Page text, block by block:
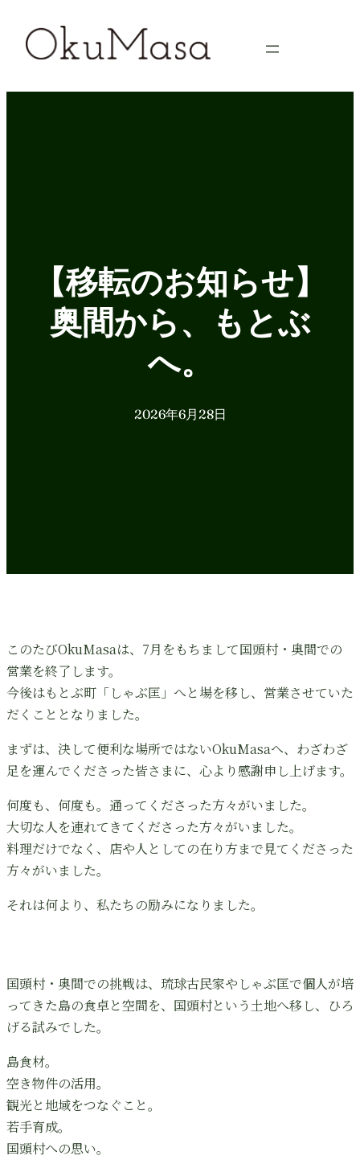
【移転のお知らせ】
奥間から、もとぶ
へ。
2026年6月28日
このたびOkuMasaは、7月をもちまして国頭村・奥間での
営業を終了します。
今後はもとぶ町「しゃぶ匡」へと場を移し、営業させていた
だくこととなりました。
まずは、決して便利な場所ではないOkuMasaへ、わざわざ
足を運んでくださった皆さまに、心より感謝申し上げます。
何度も、何度も。通ってくださった方々がいました。
大切な人を連れてきてくださった方々がいました。
料理だけでなく、店や人としての在り方まで見てくださった
方々がいました。
それは何より、私たちの励みになりました。
国頭村・奥間での挑戦は、琉球古民家やしゃぶ匡で個人が培
ってきた島の食卓と空間を、国頭村という土地へ移し、ひろ
げる試みでした。
島食材。
空き物件の活用。
観光と地域をつなぐこと。
若手育成。
国頭村への思い。